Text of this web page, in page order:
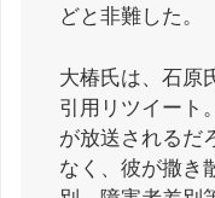
どと非難した。
大椿氏は、石原
引用リツイート
が放送されるだ
なく、彼が撒き